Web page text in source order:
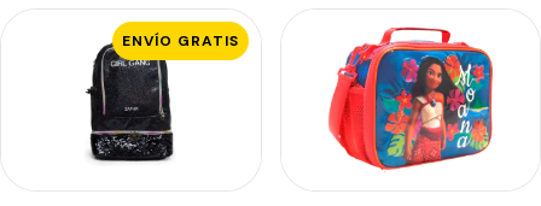
ENVÍO GRATIS